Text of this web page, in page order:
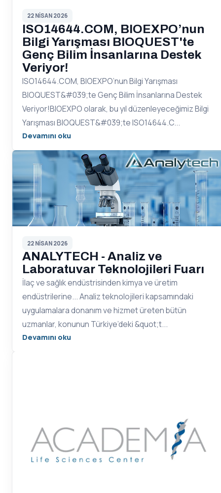
22 NISAN 2026
ISO14644.COM, BIOEXPO’nun
Bilgi Yarışması BIOQUEST'te
Genç Bilim İnsanlarına Destek
Veriyor!
ISO14644.COM, BIOEXPO’nun Bilgi Yarışması
BIOQUEST&#039;te Genç Bilim İnsanlarına Destek
Veriyor!BIOEXPO olarak, bu yıl düzenleyeceğimiz Bilgi
Yarışması BIOQUEST&#039;te ISO14644.C...
Devamını oku
22 NISAN 2026
ANALYTECH - Analiz ve
Laboratuvar Teknolojileri Fuarı
İlaç ve sağlık endüstrisinden kimya ve üretim
endüstrilerine... Analiz teknolojileri kapsamındaki
uygulamalara donanım ve hizmet üreten bütün
uzmanlar, konunun Türkiye’deki &quot;t...
Devamını oku